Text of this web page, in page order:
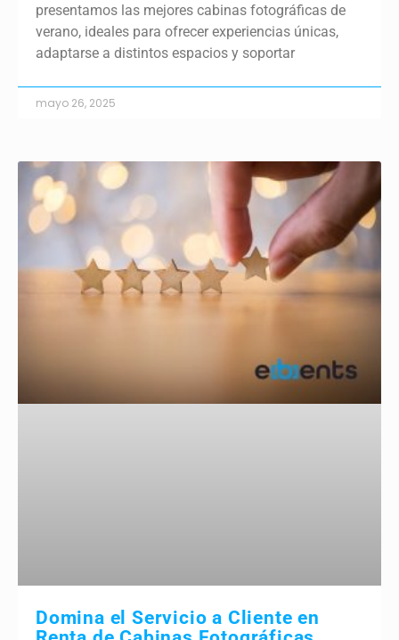
presentamos las mejores cabinas fotográficas de
verano, ideales para ofrecer experiencias únicas,
adaptarse a distintos espacios y soportar
mayo 26, 2025
Domina el Servicio a Cliente en